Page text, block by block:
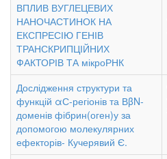
ВПЛИВ ВУГЛЕЦЕВИХ
НАНОЧАСТИНОК НА
ЕКСПРЕСІЮ ГЕНІВ
ТРАНСКРИПЦІЙНИХ
ФАКТОРІВ ТА мікроРНК
Дослідження структури та
функцій αС-регіонів та ВβN-
доменів фібрин(оген)у за
допомогою молекулярних
ефекторів- Кучерявий Є.